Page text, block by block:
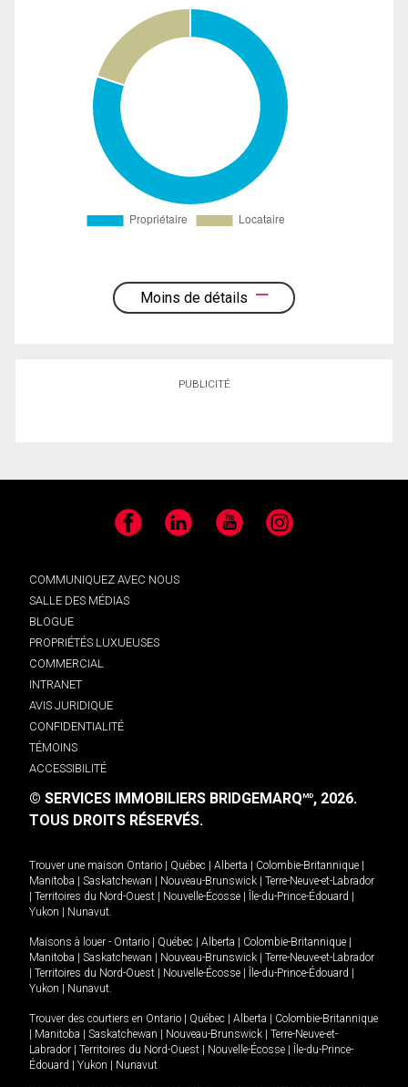
Moins de détails
PUBLICITÉ
Facebook LinkedIn YouTube Instagram
COMMUNIQUEZ AVEC NOUS
SALLE DES MÉDIAS
BLOGUE
PROPRIÉTÉS LUXUEUSES
COMMERCIAL
INTRANET
AVIS JURIDIQUE
CONFIDENTIALITÉ
TÉMOINS
ACCESSIBILITÉ
© SERVICES IMMOBILIERS BRIDGEMARQMD, 2026.
TOUS DROITS RÉSERVÉS.
Trouver une maison Ontario | Québec | Alberta | Colombie-Britannique |
Manitoba | Saskatchewan | Nouveau-Brunswick | Terre-Neuve-et-Labrador
| Territoires du Nord-Ouest | Nouvelle-Écosse | Île-du-Prince-Édouard |
Yukon | Nunavut
Maisons à louer - Ontario | Québec | Alberta | Colombie-Britannique |
Manitoba | Saskatchewan | Nouveau-Brunswick | Terre-Neuve-et-Labrador
| Territoires du Nord-Ouest | Nouvelle-Écosse | Île-du-Prince-Édouard |
Yukon | Nunavut
Trouver des courtiers en Ontario | Québec | Alberta | Colombie-Britannique
| Manitoba | Saskatchewan | Nouveau-Brunswick | Terre-Neuve-et-
Labrador | Territoires du Nord-Ouest | Nouvelle-Écosse | Île-du-Prince-
Édouard | Yukon | Nunavut